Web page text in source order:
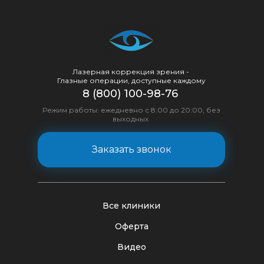
Лазерная коррекция зрения -
Глазные операции, доступные каждому
Оферта
Видео
Все клиники
8 (800) 100-98-76
Режим работы: ежедневно с 8:00 до 20:00, без
выходных
Заказать звонок